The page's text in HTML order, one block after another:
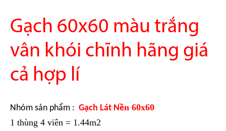
Gạch 60x60 màu trắng
vân khói chĩnh hãng giá
cả hợp lí
Nhóm sản phẩm : Gạch Lát Nền 60x60
1 thùng 4 viên = 1.44m2